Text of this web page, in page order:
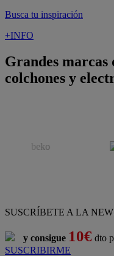
Busca tu inspiración
+INFO
Grandes marcas
colchones y
SUSCRÍBETE A LA
y consigue 10€ dto
SUSCRIBIRME